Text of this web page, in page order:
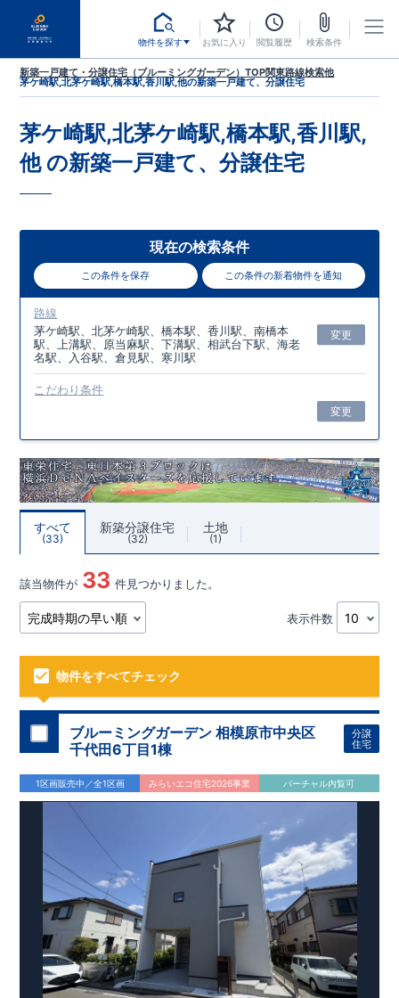
物件を探す お気に入り 閲覧履歴 検索条件
新築一戸建て・分譲住宅（ブルーミングガーデン）TOP関東路線検索他
茅ケ崎駅,北茅ケ崎駅,橋本駅,香川駅,他の新築一戸建て、分譲住宅
茅ケ崎駅,北茅ケ崎駅,橋本駅,香川駅,
他 の新築一戸建て、分譲住宅
現在の検索条件
この条件を保存 この条件の新着物件を通知
路線
茅ケ崎駅、北茅ケ崎駅、橋本駅、香川駅、南橋本
駅、上溝駅、原当麻駅、下溝駅、相武台下駅、海老
名駅、入谷駅、倉見駅、寒川駅
変更
こだわり条件
変更
すべて
33
新築分譲住宅
32
土地
1
該当物件が 33 件見つかりました。
表示件数
物件をすべてチェック
ブルーミングガーデン 相模原市中央区
千代田6丁目1棟
分譲
住宅
1区画販売中／全1区画 みらいエコ住宅2026事業 バーチャル内覧可